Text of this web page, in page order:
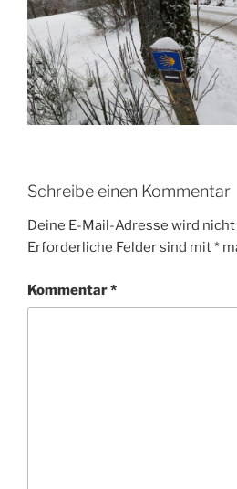
Schreibe einen Kommentar
Deine E-Mail-Adresse wird
Erforderliche Felder sind mit*
Kommentar*